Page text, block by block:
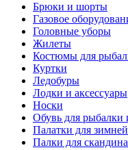
Брюки и шорты
Газовое
Головные уборы
Жилеты
Костюмы для
Куртки
Ледобуры
Лодки и аксессуары
Носки
Обувь для рыбалки
Палатки для
Палки для